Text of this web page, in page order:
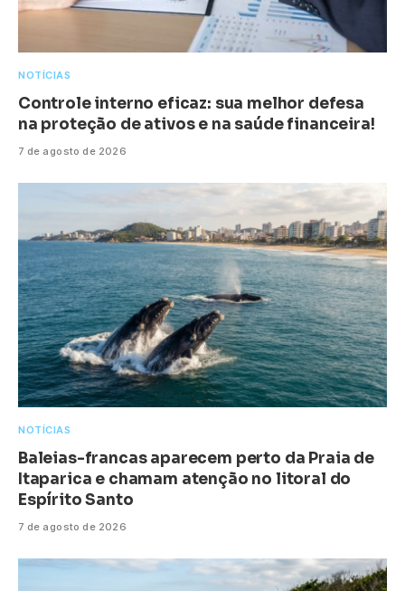
NOTÍCIAS
Controle interno eficaz: sua melhor defesa
na proteção de ativos e na saúde financeira!
7 de agosto de 2026
NOTÍCIAS
Baleias-francas aparecem perto da Praia de
Itaparica e chamam atenção no litoral do
Espírito Santo
7 de agosto de 2026